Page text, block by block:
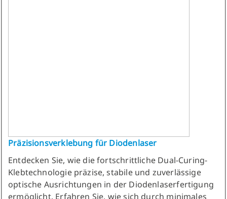
Präzisionsverklebung für Diodenlaser
Entdecken Sie, wie die fortschrittliche Dual-Curing-
Klebtechnologie präzise, stabile und zuverlässige
optische Ausrichtungen in der Diodenlaserfertigung
ermöglicht. Erfahren Sie, wie sich durch minimales